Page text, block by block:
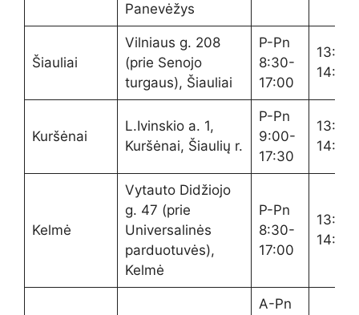
Panevėžys
Šiauliai
Vilniaus g. 208
(prie Senojo
turgaus), Šiauliai
P-Pn
8:30-
17:00
13:20-
14:00
Kuršėnai
L.Ivinskio a. 1,
Kuršėnai, Šiaulių r.
P-Pn
9:00-
17:30
13:20-
14:00
Kelmė
Vytauto Didžiojo
g. 47 (prie
Universalinės
parduotuvės),
Kelmė
P-Pn
8:30-
17:00
13:20-
14:00
A-Pn